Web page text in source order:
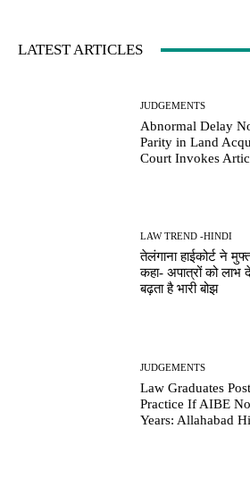
LATEST ARTICLES
JUDGEMENTS
Abnormal Delay
Parity in Land
Court Invokes
LAW TREND -HINDI
तेलंगाना हाईकोर्ट ने
कहा- अपात्रों को
बढ़ता है भारी बोझ
JUDGEMENTS
Law Graduates
Practice If AIBE
Years: Allahabad